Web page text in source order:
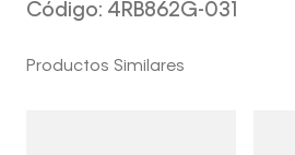
Código: 4RB862G-031
Productos Similares